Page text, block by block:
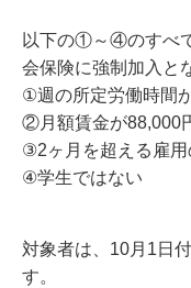
以下の①～④のすべ
会保険に強制加入と
①週の所定労働時間
②月額賃金が88,000
③2ヶ月を超える雇用
④学生ではない
対象者は、10月1日
す。